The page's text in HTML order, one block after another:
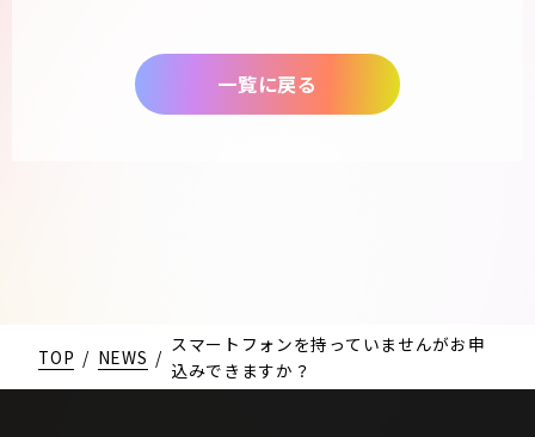
一覧に戻る
TOP / NEWS /
スマートフォンを持っていませんがお申
込みできますか？